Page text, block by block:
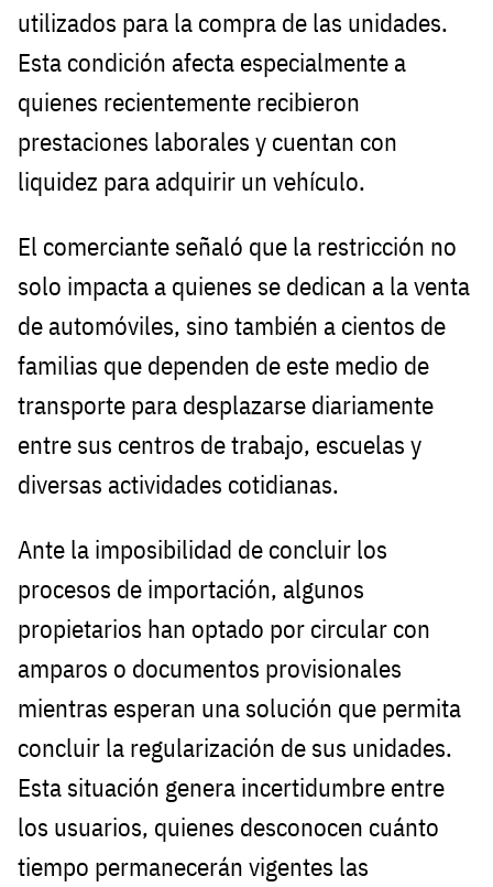
utilizados para la compra de las unidades.
Esta condición afecta especialmente a
quienes recientemente recibieron
prestaciones laborales y cuentan con
liquidez para adquirir un vehículo.
El comerciante señaló que la restricción no
solo impacta a quienes se dedican a la venta
de automóviles, sino también a cientos de
familias que dependen de este medio de
transporte para desplazarse diariamente
entre sus centros de trabajo, escuelas y
diversas actividades cotidianas.
Ante la imposibilidad de concluir los
procesos de importación, algunos
propietarios han optado por circular con
amparos o documentos provisionales
mientras esperan una solución que permita
concluir la regularización de sus unidades.
Esta situación genera incertidumbre entre
los usuarios, quienes desconocen cuánto
tiempo permanecerán vigentes las